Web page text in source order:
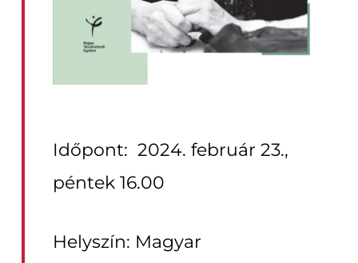
Időpont: 2024. február 23.,
péntek 16.00
Helyszín: Magyar